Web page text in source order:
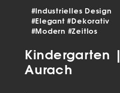
#Industrielles Design
#Elegant#Dekorativ
#Modern #Zeitlos
Kindergarten |
Aurach